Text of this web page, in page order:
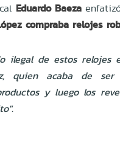
Eduardo Baeza
compraba relojes
ilegal de estos relojes
quien acaba de ser
y luego los